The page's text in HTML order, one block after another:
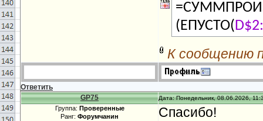
(ЕПУСТО(
К сообщению
Ответить
GP75
Дата: Понедельник, 08.06.2026,
Группа: Проверенные
Ранг: Форумчанин
Спасибо!